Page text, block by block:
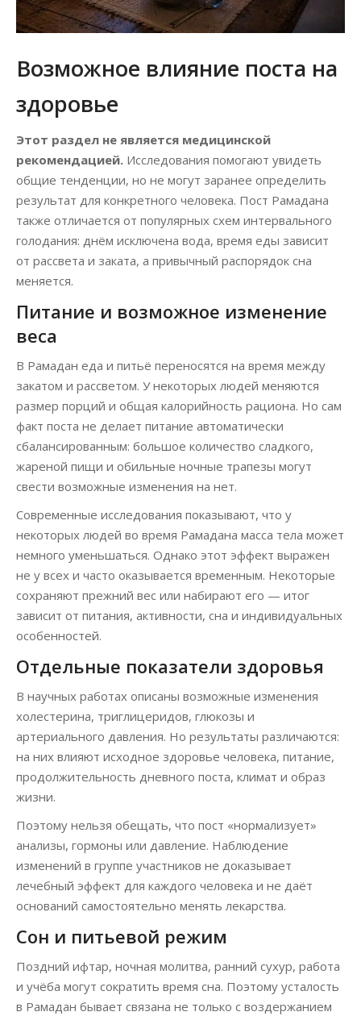
Возможное влияние поста на
здоровье
Этот раздел не является медицинской
рекомендацией. Исследования помогают увидеть
общие тенденции, но не могут заранее определить
результат для конкретного человека. Пост Рамадана
также отличается от популярных схем интервального
голодания: днём исключена вода, время еды зависит
от рассвета и заката, а привычный распорядок сна
меняется.
Питание и возможное изменение
веса
В Рамадан еда и питьё переносятся на время между
закатом и рассветом. У некоторых людей меняются
размер порций и общая калорийность рациона. Но сам
факт поста не делает питание автоматически
сбалансированным: большое количество сладкого,
жареной пищи и обильные ночные трапезы могут
свести возможные изменения на нет.
Современные исследования показывают, что у
некоторых людей во время Рамадана масса тела может
немного уменьшаться. Однако этот эффект выражен
не у всех и часто оказывается временным. Некоторые
сохраняют прежний вес или набирают его — итог
зависит от питания, активности, сна и индивидуальных
особенностей.
Отдельные показатели здоровья
В научных работах описаны возможные изменения
холестерина, триглицеридов, глюкозы и
артериального давления. Но результаты различаются:
на них влияют исходное здоровье человека, питание,
продолжительность дневного поста, климат и образ
жизни.
Поэтому нельзя обещать, что пост «нормализует»
анализы, гормоны или давление. Наблюдение
изменений в группе участников не доказывает
лечебный эффект для каждого человека и не даёт
оснований самостоятельно менять лекарства.
Сон и питьевой режим
Поздний ифтар, ночная молитва, ранний сухур, работа
и учёба могут сократить время сна. Поэтому усталость
в Рамадан бывает связана не только с воздержанием